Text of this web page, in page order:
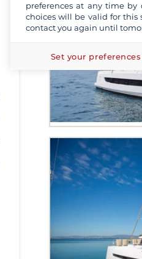
preferences at any time by
choices will be valid for
contact you again until
Set your preferences